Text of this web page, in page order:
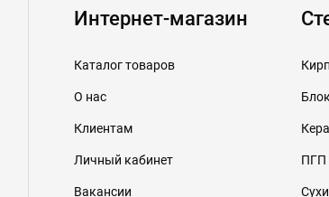
Интернет-магазин
Каталог товаров
О нас
Клиентам
Личный кабинет
Вакансии
ПГП